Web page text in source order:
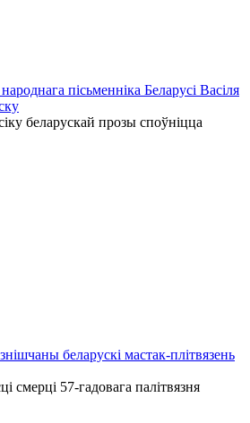
пісьменніка Беларусі Васіля
беларускай прозы споўніцца
беларускі мастак-плітвязень
смерці 57-гадовага палітвязня